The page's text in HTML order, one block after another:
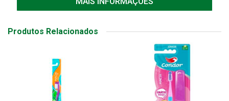
Produtos Relacionados